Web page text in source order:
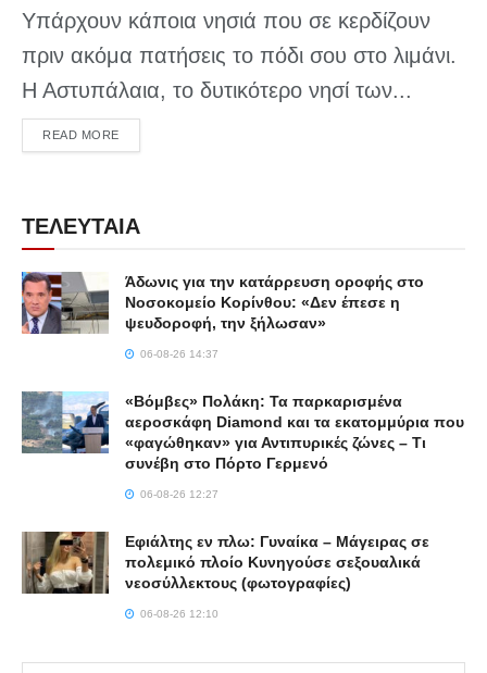
Υπάρχουν κάποια νησιά που σε κερδίζουν
πριν ακόμα πατήσεις το πόδι σου στο λιμάνι.
Η Αστυπάλαια, το δυτικότερο νησί των...
READ MOREDETAILS
ΤΕΛΕΥΤΑΙΑ
Άδωνις για την κατάρρευση οροφής στο
Νοσοκομείο Κορίνθου: «Δεν έπεσε η
ψευδοροφή, την ξήλωσαν»
06-08-26 14:37
«Βόμβες» Πολάκη: Τα παρκαρισμένα
αεροσκάφη Diamond και τα εκατομμύρια που
«φαγώθηκαν» για Αντιπυρικές ζώνες – Τι
συνέβη στο Πόρτο Γερμενό
06-08-26 12:27
Εφιάλτης εν πλω: Γυναίκα – Μάγειρας σε
πολεμικό πλοίο Κυνηγούσε σεξουαλικά
νεοσύλλεκτους (φωτογραφίες)
06-08-26 12:10